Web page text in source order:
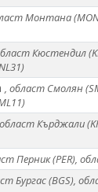
Монтана
Кюстендил
, област Смолян
Кърджали
Перник (PER),
Бургас (BGS),